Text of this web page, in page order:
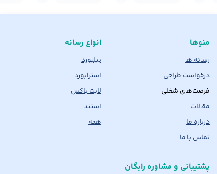
منوها
رسانه ها
درخواست طراحی
فرصت‌های شغلی
مقالات
درباره ما
تماس با ما
انواع رسانه
بیلبورد
استرابورد
لایت باکس
استند
همه
پشتیبانی و مشاوره رایگان